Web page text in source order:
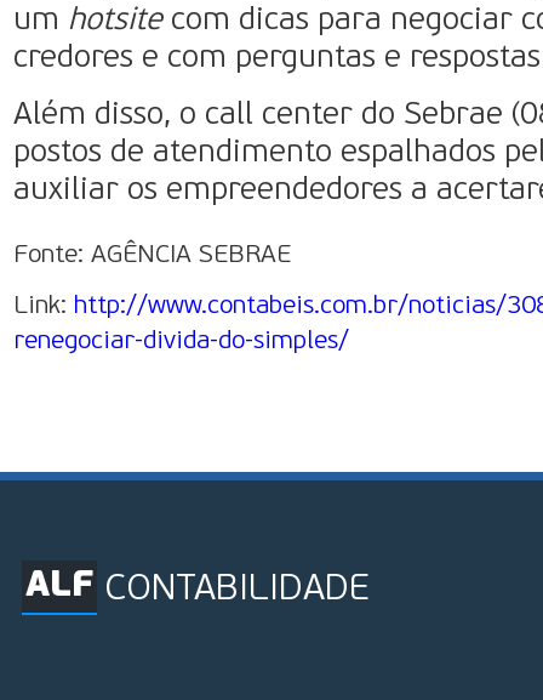
um hotsitecom dicas para negociar
credores e com perguntas e
Além disso, o call center do Sebrae
postos de atendimento espalhados
auxiliar os empreendedores a
Fonte: AGÊNCIA SEBRAE
Link: http://www.contabeis.com.br/noticias/
renegociar-divida-do-simples/
ALF CONTABILIDADE